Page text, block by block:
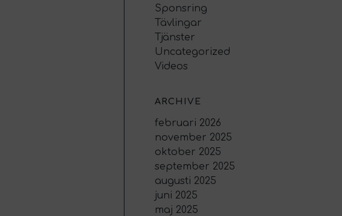
Sponsring
Tävlingar
Tjänster
Uncategorized
Videos
ARCHIVE
februari 2026
november 2025
oktober 2025
september 2025
augusti 2025
juni 2025
maj 2025